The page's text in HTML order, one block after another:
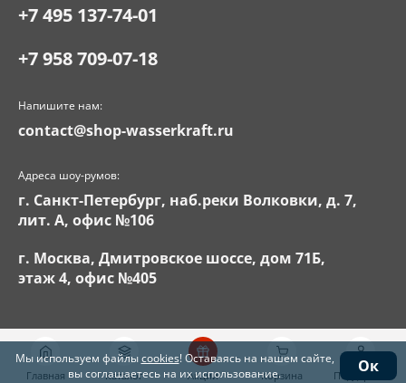
+7 495 137-74-01
+7 958 709-07-18
Напишите нам:
contact@shop-wasserkraft.ru
Адреса шоу-румов:
г. Санкт-Петербург, наб.реки Волковки, д. 7,
лит. А, офис №106
г. Москва, Дмитровское шоссе, дом 71Б,
этаж 4, офис №405
Главная Каталог Акции Корзина Поддержка
Мы используем файлыcookies! Оставаясь на нашем сайте,
вы соглашаетесь на их использование.
Ок